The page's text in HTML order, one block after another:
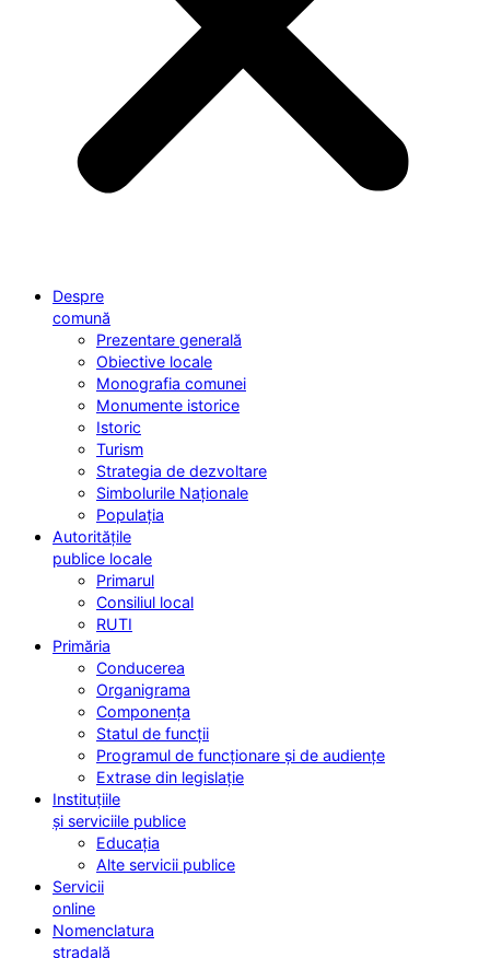
Despre
comună
Prezentare generală
Obiective locale
Monografia comunei
Monumente istorice
Istoric
Turism
Strategia de dezvoltare
Simbolurile Naționale
Populația
Autoritățile
publice locale
Primarul
Consiliul local
RUTI
Primăria
Conducerea
Organigrama
Componența
Statul de funcții
Programul de funcționare și de audiențe
Extrase din legislație
Instituțiile
și serviciile publice
Educația
Alte servicii publice
Servicii
online
Nomenclatura
stradală